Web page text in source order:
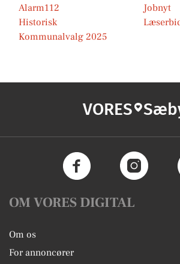
Alarm112
Jobnyt
Historisk
Kommunalvalg 2025
VORES
OM VORES DIGITAL
Om os
For annoncører